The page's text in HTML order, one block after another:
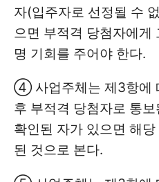
자(입주자로 선정될 수
으면 부적격 당첨자에게
명 기회를 주어야 한다.
④ 사업주체는 제3항에
후 부적격 당첨자로 통
확인된 자가 있으면 해
된 것으로 본다.